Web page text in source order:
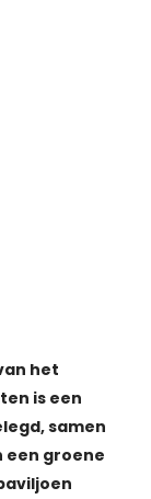
het
is een
samen
een groene